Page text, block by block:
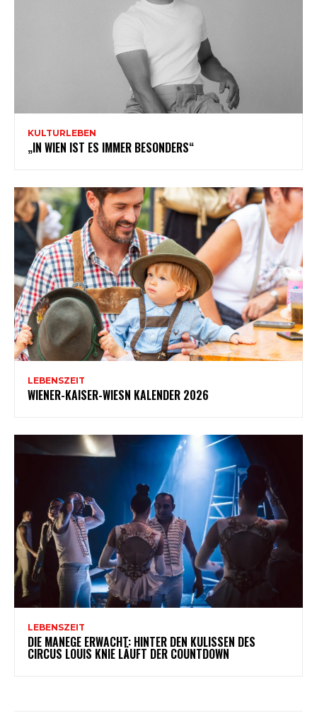
KULTURLEBEN
„IN WIEN IST ES IMMER BESONDERS“
LEBENSZEIT
WIENER-KAISER-WIESN KALENDER 2026
LEBENSZEIT
DIE MANEGE ERWACHT: HINTER DEN KULISSEN DES
CIRCUS LOUIS KNIE LÄUFT DER COUNTDOWN